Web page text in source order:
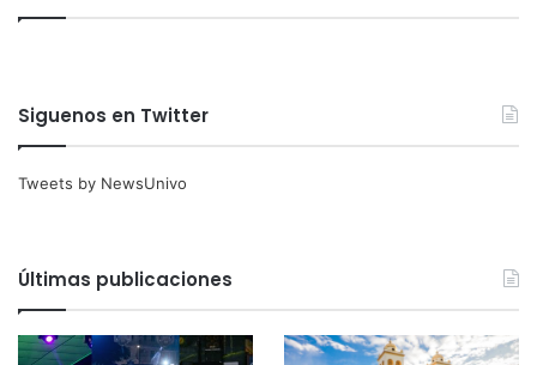
Siguenos en Twitter
Tweets by NewsUnivo
Últimas publicaciones